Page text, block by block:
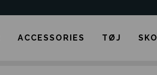
ACCESSORIES TØJ SKO